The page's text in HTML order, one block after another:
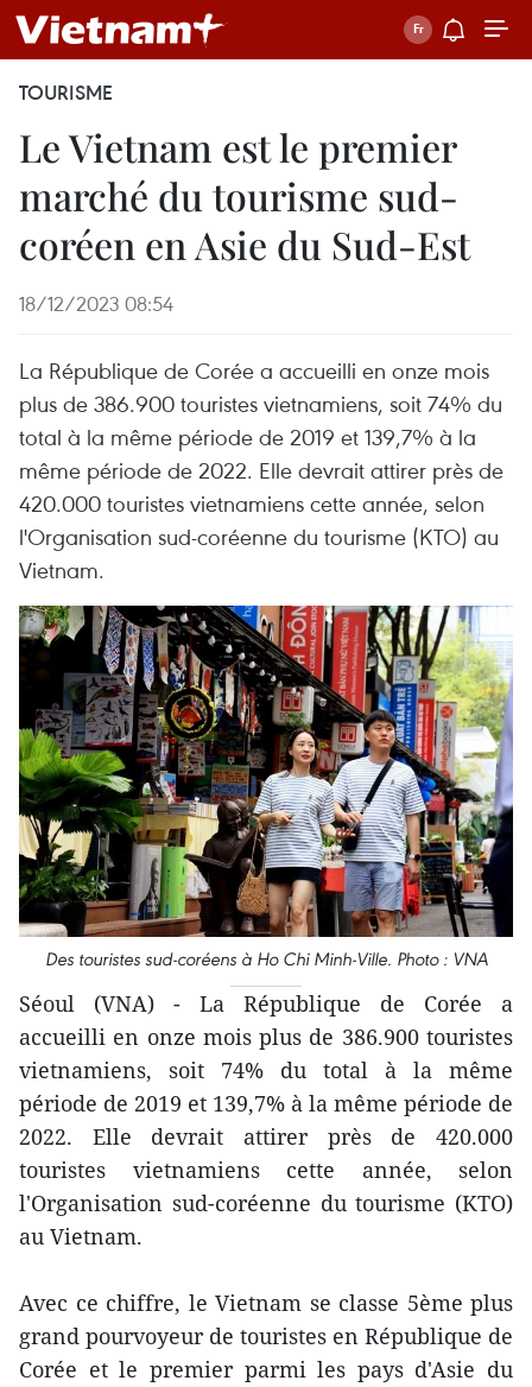
TOURISME
Le Vietnam est le premier
marché du tourisme sud-
coréen en Asie du Sud-Est
18/12/2023 08:54
La République de Corée a accueilli en onze mois
plus de 386.900 touristes vietnamiens, soit 74% du
total à la même période de 2019 et 139,7% à la
même période de 2022. Elle devrait attirer près de
420.000 touristes vietnamiens cette année, selon
l'Organisation sud-coréenne du tourisme (KTO) au
Vietnam.
Des touristes sud-coréens à Ho Chi Minh-Ville. Photo : VNA
Séoul (VNA) - La République de Corée a
accueilli en onze mois plus de 386.900 touristes
vietnamiens, soit 74% du total à la même
période de 2019 et 139,7% à la même période de
2022. Elle devrait attirer près de 420.000
touristes vietnamiens cette année, selon
l'Organisation sud-coréenne du tourisme (KTO)
au Vietnam.
Avec ce chiffre, le Vietnam se classe 5ème plus
grand pourvoyeur de touristes en République de
Corée et le premier parmi les pays d'Asie du